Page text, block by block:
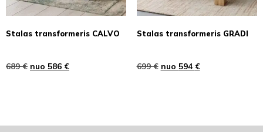
Stalas transformeris CALVO
689€ nuo 586 €
Stalas transformeris GRADI
699€ nuo 594 €